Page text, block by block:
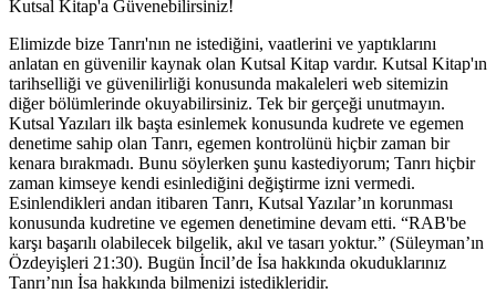
Kutsal Kitap'a Güvenebilirsiniz!
Elimizde bize Tanrı'nın ne istediğini, vaatlerini ve yaptıklarını
anlatan en güvenilir kaynak olan Kutsal Kitap vardır. Kutsal Kitap'ın
tarihselliği ve güvenilirliği konusunda makaleleri web sitemizin
diğer bölümlerinde okuyabilirsiniz. Tek bir gerçeği unutmayın.
Kutsal Yazıları ilk başta esinlemek konusunda kudrete ve egemen
denetime sahip olan Tanrı, egemen kontrolünü hiçbir zaman bir
kenara bırakmadı. Bunu söylerken şunu kastediyorum; Tanrı hiçbir
zaman kimseye kendi esinlediğini değiştirme izni vermedi.
Esinlendikleri andan itibaren Tanrı, Kutsal Yazılar’ın korunması
konusunda kudretine ve egemen denetimine devam etti. “RAB'be
karşı başarılı olabilecek bilgelik, akıl ve tasarı yoktur.” (Süleyman’ın
Özdeyişleri 21:30). Bugün İncil’de İsa hakkında okuduklarınız
Tanrı’nın İsa hakkında bilmenizi istedikleridir.